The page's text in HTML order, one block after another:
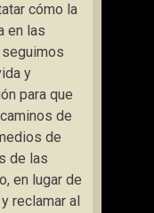
cómo la
en las
y
para que
de
de
de las
en lugar de
reclamar al